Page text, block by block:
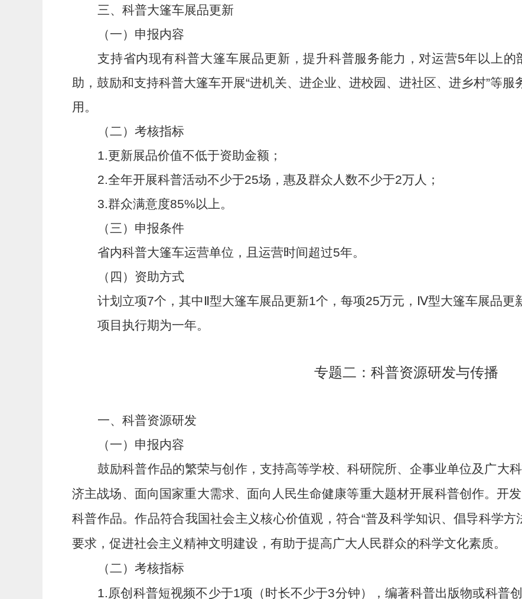
三、科普大篷车展品更新
（一）申报内容
支持省内现有科普大篷车展品更新，提升科普服务能力，对运营5年以上的
助，鼓励和支持科普大篷车开展“进机关、进企业、进校园、进社区、进乡村”等服
用。
（二）考核指标
1.更新展品价值不低于资助金额；
2.全年开展科普活动不少于25场，惠及群众人数不少于2万人；
3.群众满意度85%以上。
（三）申报条件
省内科普大篷车运营单位，且运营时间超过5年。
（四）资助方式
计划立项7个，其中Ⅱ型大篷车展品更新1个，每项25万元，Ⅳ型大篷车展品更
项目执行期为一年。
专题二：科普资源研发与传播
一、科普资源研发
（一）申报内容
鼓励科普作品的繁荣与创作，支持高等学校、科研院所、企事业单位及广大
济主战场、面向国家重大需求、面向人民生命健康等重大题材开展科普创作。开
科普作品。作品符合我国社会主义核心价值观，符合“普及科学知识、倡导科学
要求，促进社会主义精神文明建设，有助于提高广大人民群众的科学文化素质。
（二）考核指标
1.原创科普短视频不少于1项（时长不少于3分钟），编著科普出版物或科普